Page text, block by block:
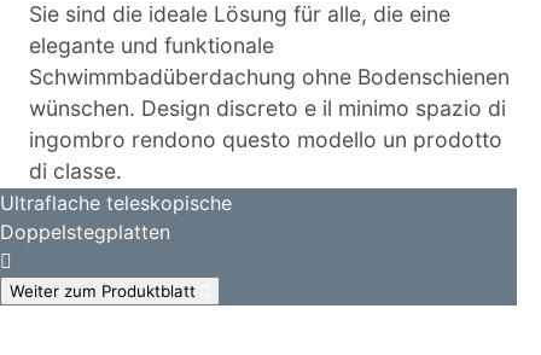
Sie sind die ideale Lösung für alle, die eine
elegante und funktionale
Schwimmbadüberdachung ohne Bodenschienen
wünschen. Design discreto e il minimo spazio di
ingombro rendono questo modello un prodotto
di classe.
Ultraflache teleskopische
Doppelstegplatten
Weiter zum Produktblatt